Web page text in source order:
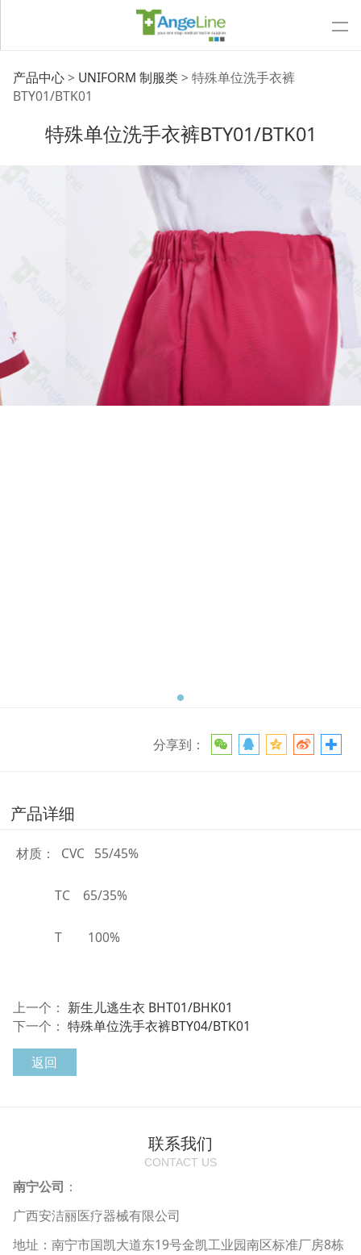
特殊单位洗手衣裤
BTY01/BTK01
产品中心> UNIFORM 制服类> 特殊单位洗手衣裤
BTY01/BTK01
特殊单位洗手衣裤BTY01/BTK01
分享到：
产品详细
材质： CVC 55/45%
TC 65/35%
T 100%
上一个： 新生儿逃生衣 BHT01/BHK01
下一个： 特殊单位洗手衣裤BTY04/BTK01
返回
联系我们
CONTACT US
南宁公司 ：
广西安洁丽医疗器械有限公司
地址：南宁市国凯大道东19号金凯工业园南区标准厂房8栋